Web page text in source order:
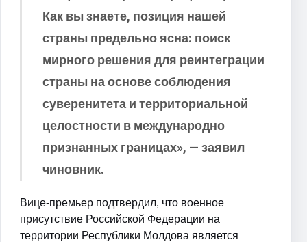
Как вы знаете, позиция нашей
страны предельно ясна: поиск
мирного решения для реинтеграции
страны на основе соблюдения
суверенитета и территориальной
целостности в международно
признанных границах», — заявил
чиновник.
Вице-премьер подтвердил, что военное
присутствие Российской Федерации на
территории Республики Молдова является